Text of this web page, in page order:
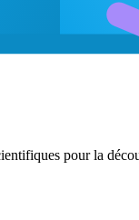
pour la